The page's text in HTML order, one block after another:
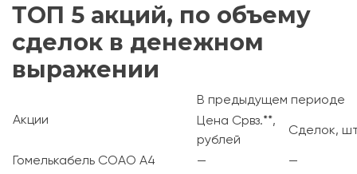
ТОП 5 акций, по объему
сделок в денежном
выражении
Акции
В предыдущем периоде
Цена Срвз.**,
рублей
Сделок,
Гомелькабель СОАО А4
—
—